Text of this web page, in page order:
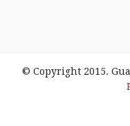
© Copyright 2015.